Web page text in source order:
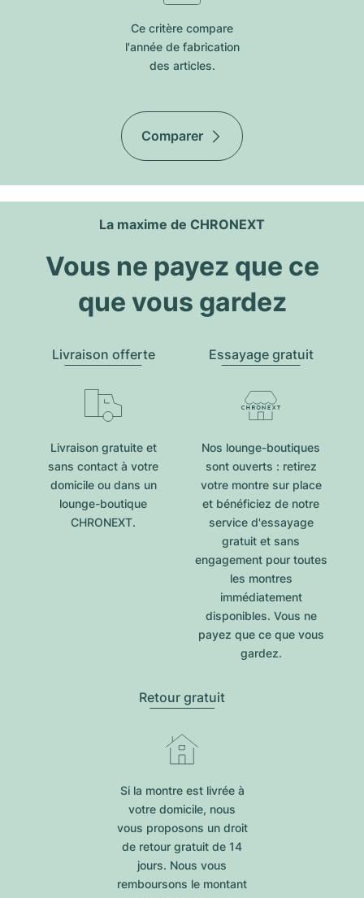
Ce critère compare
l'année de fabrication
des articles.
Comparer
La maxime de CHRONEXT
Vous ne payez que ce
que vous gardez
Livraison offerte
Livraison gratuite et
sans contact à votre
domicile ou dans un
lounge-boutique
CHRONEXT.
Essayage gratuit
Nos lounge-boutiques
sont ouverts : retirez
votre montre sur place
et bénéficiez de notre
service d'essayage
gratuit et sans
engagement pour toutes
les montres
immédiatement
disponibles. Vous ne
payez que ce que vous
gardez.
Retour gratuit
Si la montre est livrée à
votre domicile, nous
vous proposons un droit
de retour gratuit de 14
jours. Nous vous
remboursons le montant